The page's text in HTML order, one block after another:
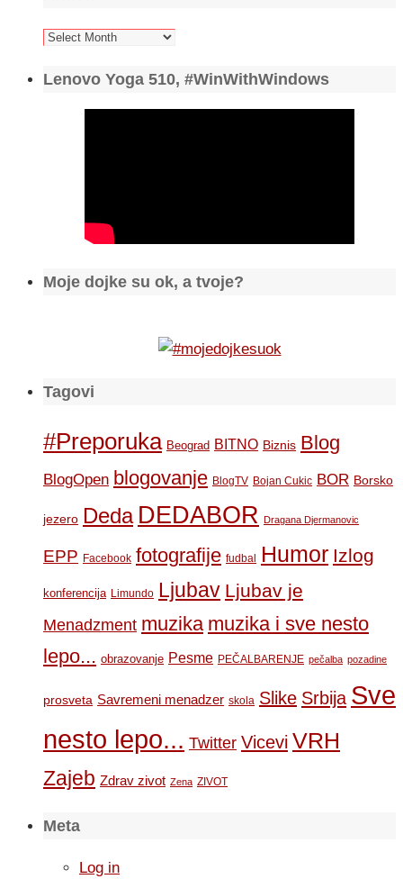
Arhiva
Lenovo Yoga 510, #WinWithWindows
Moje dojke su ok, a tvoje?
Tagovi
#Preporuka Beograd BITNO Biznis Blog
BlogOpen blogovanje BlogTV Bojan Cukic BOR Borsko
jezero Deda DEDABOR Dragana Djermanovic
EPP Facebook fotografije fudbal Humor Izlog
konferencija Limundo Ljubav Ljubav je
Menadzment muzika muzika i sve nesto
lepo... obrazovanje Pesme PEČALBARENJE pečalba pozadine
prosveta Savremeni menadzer skola Slike Srbija Sve
nesto lepo... Twitter Vicevi VRH
Zajeb Zdrav zivot Zena ZIVOT
Meta
Log in